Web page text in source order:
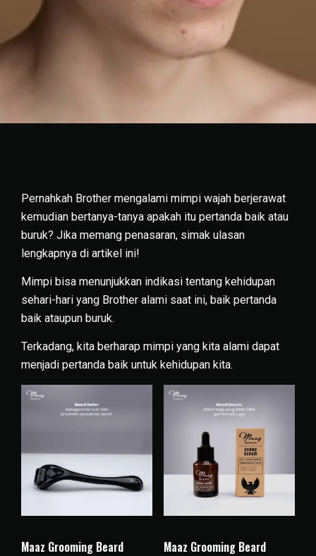
Pernahkah Brother mengalami mimpi wajah berjerawat
kemudian bertanya-tanya apakah itu pertanda baik atau
buruk? Jika memang penasaran, simak ulasan
lengkapnya di artikel ini!
Mimpi bisa menunjukkan indikasi tentang kehidupan
sehari-hari yang Brother alami saat ini, baik pertanda
baik ataupun buruk.
Terkadang, kita berharap mimpi yang kita alami dapat
menjadi pertanda baik untuk kehidupan kita.
Maaz Grooming Beard
Maaz Grooming Beard